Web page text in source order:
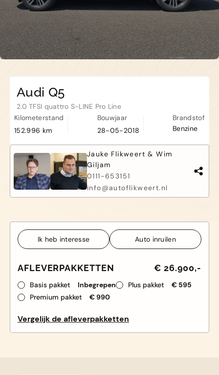
De Roterij 5 4328 BB Burgh-
Haamstede
Audi Q5
2.0 TFSI quattro S-LINE Pro Line
Kilometerstand
152.996 km
Bouwjaar
28-05-2018
Brandstof
Benzine
Jauke Flikweert & Wim
Giljam
0111-653151
info@autoflikweert.nl
Ik heb interesse Auto inruilen
AFLEVERPAKKETTEN € 26.900,-
Basis pakket Inbegrepen Plus pakket
€ 595
Premium pakket
€ 990
Vergelijk de afleverpakketten